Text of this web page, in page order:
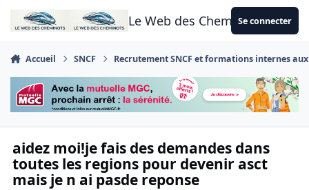
Aller au contenu
Le Web des CheminotsSe connecter
Accueil SNCF Recrutement SNCF et formations internes
aidez moi!je fais des demandes dans
toutes les regions pour devenir asct
mais je n ai pasde reponse